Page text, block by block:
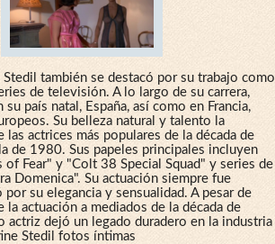
también se destacó por su trabajo como
de televisión. A lo largo de su carrera,
país natal, España, así como en Francia,
Su belleza natural y talento la
actrices más populares de la década de
de 1980. Sus papeles principales incluyen
of Fear" y "Colt 38 Special Squad" y series de
Domenica". Su actuación siempre fue
su elegancia y sensualidad. A pesar de
la actuación a mediados de la década de
actriz dejó un legado duradero en la industria
Stedil fotos íntimas